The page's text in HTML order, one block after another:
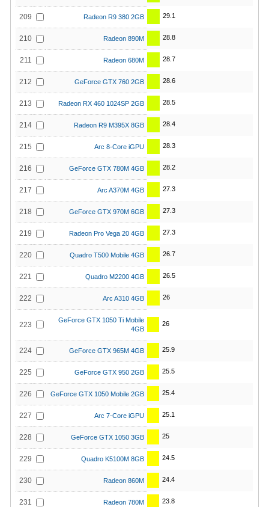
209 Radeon R9 380 2GB 29.1
210 Radeon 890M 28.8
211 Radeon 680M 28.7
212 GeForce GTX 760 2GB 28.6
213 Radeon RX 460 1024SP 2GB 28.5
214 Radeon R9 M395X 8GB 28.4
215 Arc 8-Core iGPU 28.3
216 GeForce GTX 780M 4GB 28.2
217 Arc A370M 4GB 27.3
218 GeForce GTX 970M 6GB 27.3
219 Radeon Pro Vega 20 4GB 27.3
220 Quadro T500 Mobile 4GB 26.7
221 Quadro M2200 4GB 26.5
222 Arc A310 4GB 26
223
GeForce GTX 1050 Ti Mobile
4GB
26
224 GeForce GTX 965M 4GB 25.9
225 GeForce GTX 950 2GB 25.5
226 GeForce GTX 1050 Mobile 2GB 25.4
227 Arc 7-Core iGPU 25.1
228 GeForce GTX 1050 3GB 25
229 Quadro K5100M 8GB 24.5
230 Radeon 860M 24.4
231 Radeon 780M 23.8